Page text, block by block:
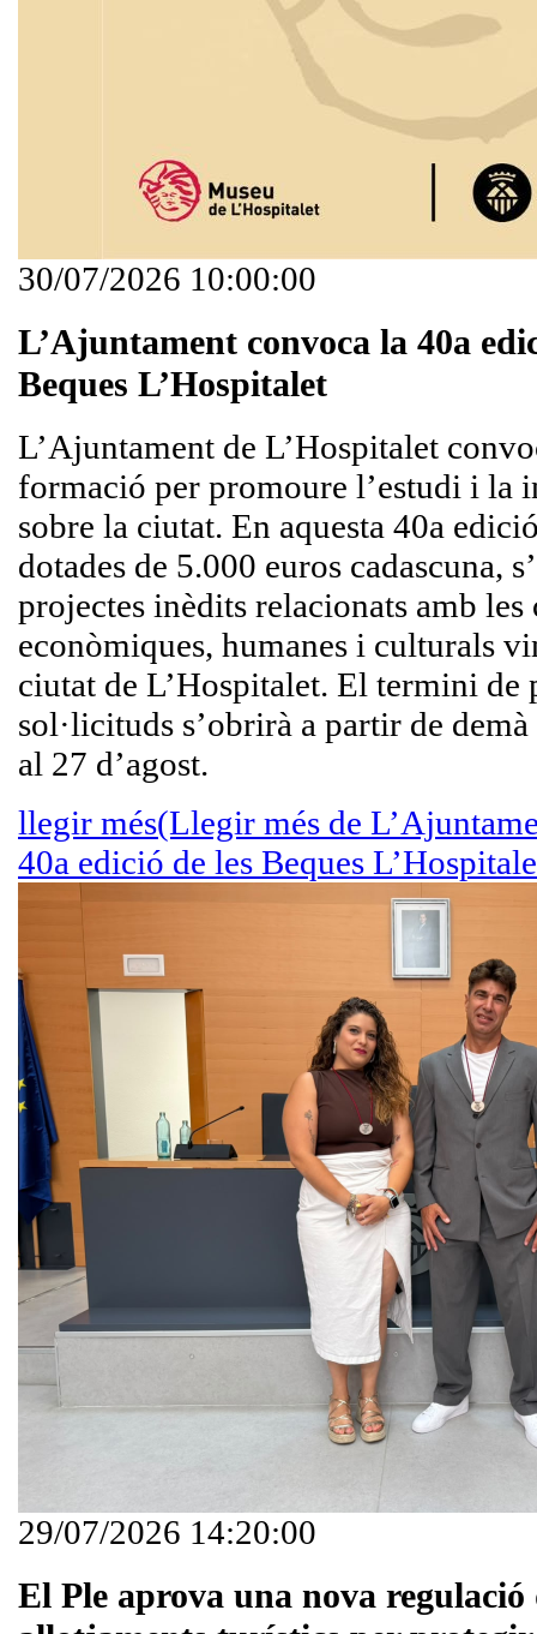
30/07/2026 10:00:00
L’Ajuntament convoca la 40a
Beques L’Hospitalet
L’Ajuntament de L’Hospitalet
formació per promoure l’estudi i la
sobre la ciutat. En aquesta 40a
dotades de 5.000 euros cadascuna,
projectes inèdits relacionats amb les
econòmiques, humanes i culturals
ciutat de L’Hospitalet. El termini de
sol·licituds s’obrirà a partir de
al 27 d’agost.
llegir més(Llegir més de
40a edició de les Beques
29/07/2026 14:20:00
El Ple aprova una nova regulació